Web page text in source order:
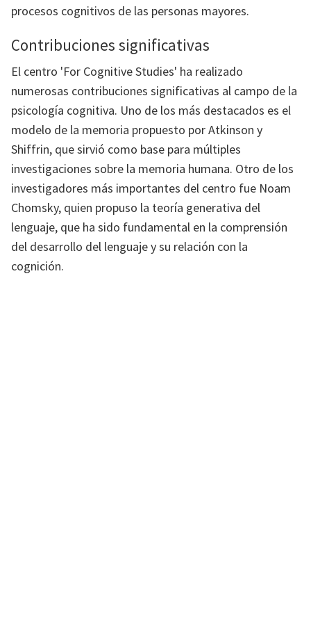
procesos cognitivos de las personas mayores.
Contribuciones significativas
El centro 'For Cognitive Studies' ha realizado
numerosas contribuciones significativas al campo de la
psicología cognitiva. Uno de los más destacados es el
modelo de la memoria propuesto por Atkinson y
Shiffrin, que sirvió como base para múltiples
investigaciones sobre la memoria humana. Otro de los
investigadores más importantes del centro fue Noam
Chomsky, quien propuso la teoría generativa del
lenguaje, que ha sido fundamental en la comprensión
del desarrollo del lenguaje y su relación con la
cognición.